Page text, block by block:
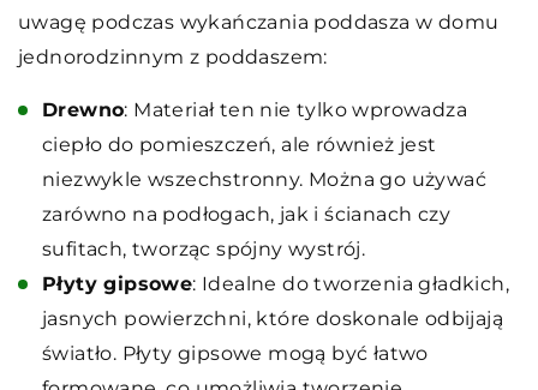
uwagę podczas wykańczania poddasza w domu
jednorodzinnym z poddaszem:
Drewno: Materiał ten nie tylko wprowadza
ciepło do pomieszczeń, ale również jest
niezwykle wszechstronny. Można go używać
zarówno na podłogach, jak i ścianach czy
sufitach, tworząc spójny wystrój.
Płyty gipsowe: Idealne do tworzenia gładkich,
jasnych powierzchni, które doskonale odbijają
światło. Płyty gipsowe mogą być łatwo